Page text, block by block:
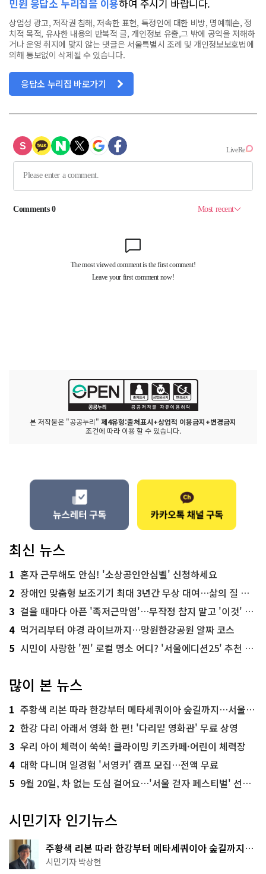
민원 응답소 누리집을 이용하여 주시기 바랍니다.
상업성 광고, 저작권 침해, 저속한 표현, 특정인에 대한 비방, 명예훼손, 정
치적 목적, 유사한 내용의 반복적 글, 개인정보 유출,그 밖에 공익을 저해하
거나 운영 취지에 맞지 않는 댓글은 서울특별시 조례 및 개인정보보호법에
의해 통보없이 삭제될 수 있습니다.
응답소 누리집 바로가기
본 저작물은 "공공누리" 제4유형:출처표시+상업적 이용금지+변경금지
조건에 따라 이용 할 수 있습니다.
최신 뉴스
1 혼자 근무해도 안심! '소상공인안심벨' 신청하세요
2 장애인 맞춤형 보조기기 최대 3년간 무상 대여…삶의 질 높인다
3 걸을 때마다 아픈 '족저근막염'…무작정 참지 말고 '이것' 해보세요!
4 먹거리부터 야경 라이브까지…망원한강공원 알짜 코스
5 시민이 사랑한 '찐' 로컬 명소 어디? '서울에디션25' 추천 코스
많이 본 뉴스
1 주황색 리본 따라 한강부터 메타세쿼이아 숲길까지…서울둘레길 15코스
2 한강 다리 아래서 영화 한 편! '다리밑 영화관' 무료 상영
3 우리 아이 체력이 쑥쑥! 클라이밍 키즈카페·어린이 체력장
4 대학 다니며 일경험 '서영커' 캠프 모집…전액 무료
5 9월 20일, 차 없는 도심 걸어요…'서울 걷자 페스티벌' 선착순 5천명
시민기자 인기뉴스
주황색 리본 따라 한강부터 메타세쿼이아 숲길까지…
서울둘레길 15코스
시민기자 박상현